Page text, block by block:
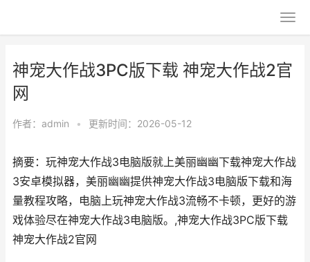
神宠大作战3PC版下载 神宠大作战2官
网
作者： admin • 更新时间：2026-05-12
摘要：玩神宠大作战3电脑版就上美丽幽幽下载神宠大作战
3安卓模拟器，美丽幽幽提供神宠大作战3电脑版下载和海
量教程攻略，电脑上玩神宠大作战3流畅不卡顿，更好的游
戏体验尽在神宠大作战3电脑版。,神宠大作战3PC版下载
神宠大作战2官网